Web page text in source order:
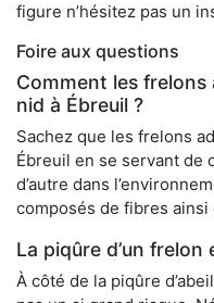
figure n’hésitez pas un
Foire aux questions
Comment les
nid à Ébreuil ?
Sachez que les frelons
Ébreuil en se servant de
d’autre dans
composés de fibres
La piqûre d’un
À côté de la piqûre